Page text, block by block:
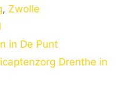
, Zwolle
in De Punt
Drenthe in